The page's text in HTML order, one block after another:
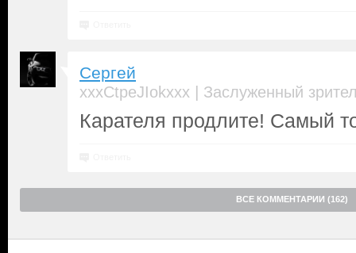
Сергей
xxxCtpeJIokxxx | Заслуженный
Карателя продлите! Самый
ВСЕ КОММЕНТАРИИ (162)